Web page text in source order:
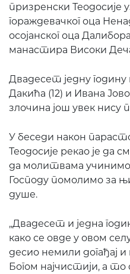
призренски Теодосије
гораждевачког оца
осојанског оца
манастира Високи
Двадесет једну
Дакића (12) и Ивана
злочина још увек нису
У беседи након
Теодосије рекао је да
да молитвама
Господу помолимо за
душе.
„Двадесет и једна
како се овде у овом
десио немили догађај и
Богом најчистији, а